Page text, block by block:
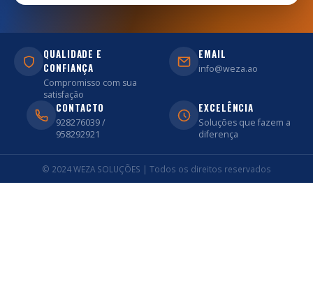
QUALIDADE E
CONFIANÇA
Compromisso com sua
satisfação
EMAIL
info@weza.ao
CONTACTO
928276039 /
958292921
EXCELÊNCIA
Soluções que fazem a
diferença
© 2024 WEZA SOLUÇÕES | Todos os direitos reservados